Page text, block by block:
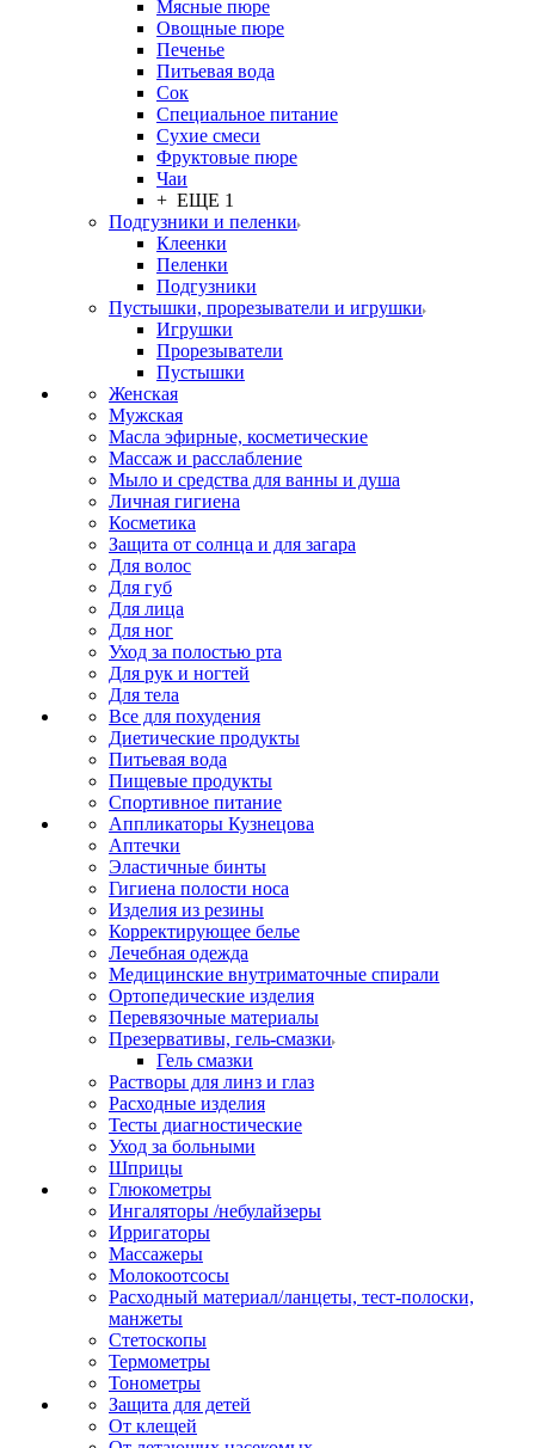
Мясные пюре
Овощные пюре
Печенье
Питьевая вода
Сок
Специальное питание
Сухие смеси
Фруктовые пюре
Чаи
+ ЕЩЕ 1
Подгузники и пеленки
Клеенки
Пеленки
Подгузники
Пустышки, прорезыватели и игрушки
Игрушки
Прорезыватели
Пустышки
Женская
Мужская
Масла эфирные, косметические
Массаж и расслабление
Мыло и средства для ванны и душа
Личная гигиена
Косметика
Защита от солнца и для загара
Для волос
Для губ
Для лица
Для ног
Уход за полостью рта
Для рук и ногтей
Для тела
Все для похудения
Диетические продукты
Питьевая вода
Пищевые продукты
Спортивное питание
Аппликаторы Кузнецова
Аптечки
Эластичные бинты
Гигиена полости носа
Изделия из резины
Корректирующее белье
Лечебная одежда
Медицинские внутриматочные спирали
Ортопедические изделия
Перевязочные материалы
Презервативы, гель-смазки
Гель смазки
Растворы для линз и глаз
Расходные изделия
Тесты диагностические
Уход за больными
Шприцы
Глюкометры
Ингаляторы /небулайзеры
Ирригаторы
Массажеры
Молокоотсосы
Расходный материал/ланцеты, тест-полоски,
манжеты
Стетоскопы
Термометры
Тонометры
Защита для детей
От клещей